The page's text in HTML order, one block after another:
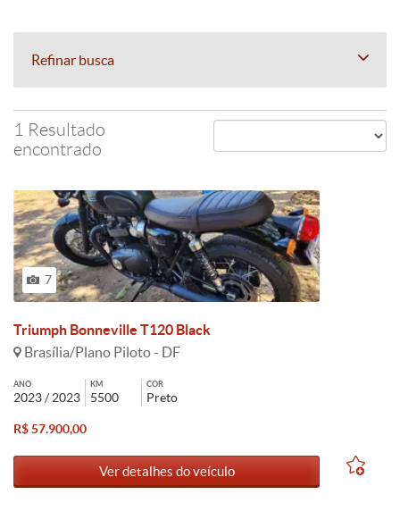
Refinar busca
1 Resultado
encontrado
7
Triumph Bonneville T120 Black
Brasília/Plano Piloto - DF
ANO
2023 / 2023
KM
5500
COR
Preto
R$ 57.900,00
Ver detalhes do veículo